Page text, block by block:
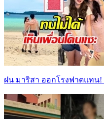
ฝน มาริสา ออกโรงฟาดแทน!